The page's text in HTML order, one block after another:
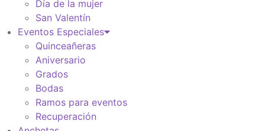
Día de la mujer
San Valentín
Eventos Especiales
Quinceañeras
Aniversario
Grados
Bodas
Ramos para eventos
Recuperación